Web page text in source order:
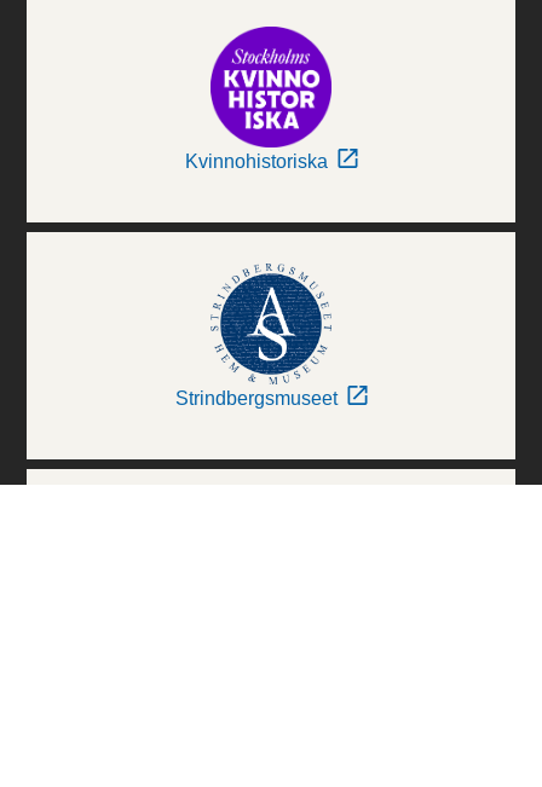
Kvinnohistoriska
Strindbergsmuseet